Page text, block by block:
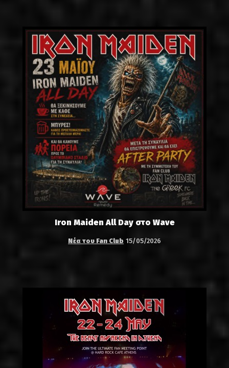
Iron Maiden All Day στο Wave
Νέα του Fan Club 15/05/2026